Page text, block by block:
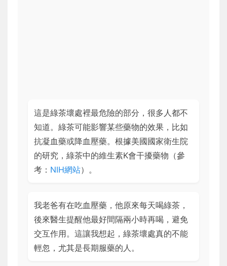
這是綠茶壞處裡最危險的部分，很多人都不
知道。綠茶可能影響某些藥物的效果，比如
抗凝血藥或降血壓藥。根據美國國家衛生院
的研究，綠茶中的維生素K會干擾藥物（參
考： NIH網站）。
我老爸有在吃血壓藥，他原來每天喝綠茶，
後來醫生提醒他最好間隔兩小時再喝，避免
交互作用。這讓我想起，綠茶壞處真的不能
輕忽，尤其是長期服藥的人。